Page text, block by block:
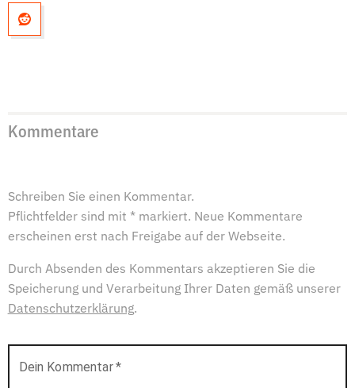
Kommentare
Schreiben Sie einen Kommentar.
Pflichtfelder sind mit * markiert. Neue Kommentare
erscheinen erst nach Freigabe auf der Webseite.
Durch Absenden des Kommentars akzeptieren Sie die
Speicherung und Verarbeitung Ihrer Daten gemäß unserer
Datenschutzerklärung.
Dein Kommentar*